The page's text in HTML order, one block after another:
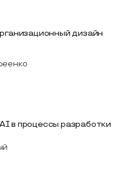
дизайн
в процессы разработки